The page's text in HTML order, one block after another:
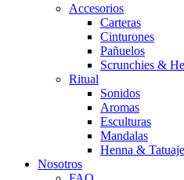
Accesorios
Carteras
Cinturones
Pañuelos
Scrunchies &
Ritual
Sonidos
Aromas
Esculturas
Mandalas
Henna &
Nosotros